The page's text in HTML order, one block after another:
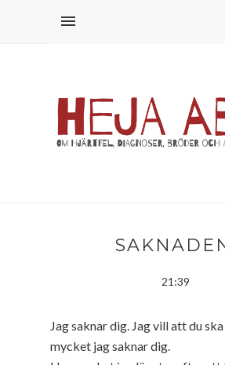
21:39
Jag saknar dig. Jag vill att du
mycket jag saknar dig.